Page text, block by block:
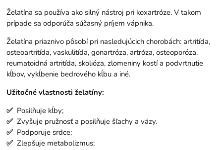
Želatína sa používa ako silný nástroj pri koxartróze. V takom
prípade sa odporúča súčasný príjem vápnika.
Želatína priaznivo pôsobí pri nasledujúcich chorobách: artritída,
osteoartritída, vaskulitída, gonartróza, artróza, osteoporóza,
reumatoidná artritída, skolióza, zlomeniny kostí a podvrtnutie
kĺbov, vykĺbenie bedrového kĺbu a iné.
Užitočné vlastnosti želatíny:
✅ Posilňuje kĺby;
✅ Zvyšuje pružnosť a posilňuje šľachy a väzy.
✅ Podporuje srdce;
✅ Zlepšuje metabolizmus;